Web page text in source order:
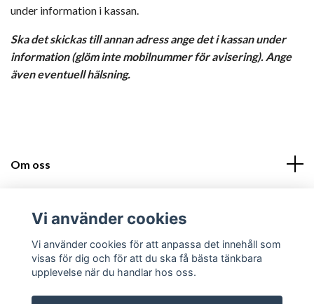
under information i kassan.
Ska det skickas till annan adress ange det i kassan under
information (glöm inte mobilnummer för avisering). Ange
även eventuell hälsning.
Om oss
Sociala medier
Vi använder cookies
Vi använder cookies för att anpassa det innehåll som
visas för dig och för att du ska få bästa tänkbara
upplevelse när du handlar hos oss.